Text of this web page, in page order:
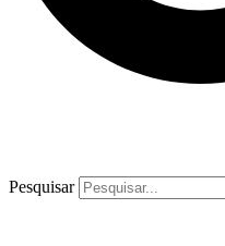
Pesquisar